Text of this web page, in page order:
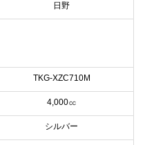
日野
TKG-XZC710M
4,000㏄
シルバー